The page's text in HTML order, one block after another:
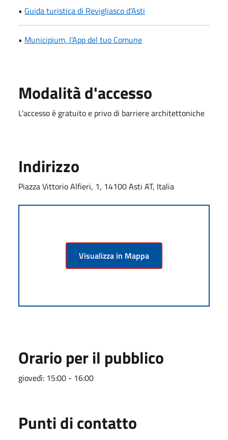
• Guida turistica di Revigliasco d'Asti
• Municipium, l'App del tuo Comune
Modalità d'accesso
L'accesso è gratuito e privo di barriere architettoniche
Indirizzo
Piazza Vittorio Alfieri, 1, 14100 Asti AT, Italia
Visualizza in Mappa
Orario per il pubblico
giovedì: 15:00 - 16:00
Punti di contatto